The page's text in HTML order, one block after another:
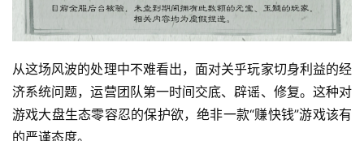
从这场风波的处理中不难看出，面对关乎玩家切身利益的经
济系统问题，运营团队第一时间交底、辟谣、修复。这种对
游戏大盘生态零容忍的保护欲，绝非一款“赚快钱”游戏该有
的严谨态度。